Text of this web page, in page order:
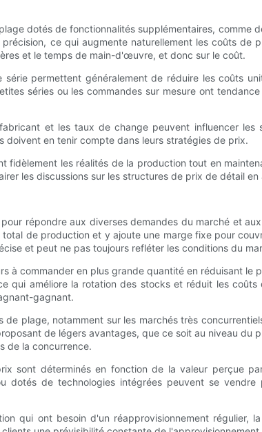
dotés de fonctionnalités supplémentaires, comme
ce qui augmente naturellement les coûts de
et le temps de main-d'œuvre, et donc sur le coût.
permettent généralement de réduire les coûts
séries ou les commandes sur mesure ont
et les taux de change peuvent influencer les
en tenir compte dans leurs stratégies de prix.
les réalités de la production tout en
les discussions sur les structures de prix de détail en
répondre aux diverses demandes du marché et
de production et y ajoute une marge fixe pour
et peut ne pas toujours refléter les conditions du
commander en plus grande quantité en réduisant le
qui améliore la rotation des stocks et réduit les
gagnant.
plage, notamment sur les marchés très
de légers avantages, que ce soit au niveau du
de la concurrence.
sont déterminés en fonction de la valeur perçue
de technologies intégrées peuvent se
qui ont besoin d'un réapprovisionnement régulier,